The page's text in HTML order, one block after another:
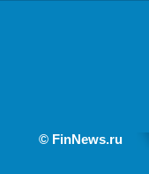
© FinNews.ru